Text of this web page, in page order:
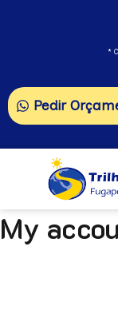
*
Pedir
My